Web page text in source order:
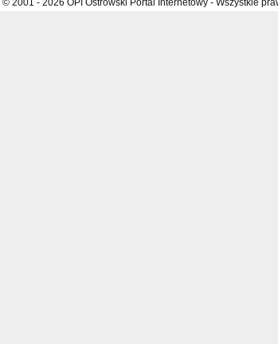
© 2001 - 2026 OPI Ostrowski Portal Internetowy - Wszystkie